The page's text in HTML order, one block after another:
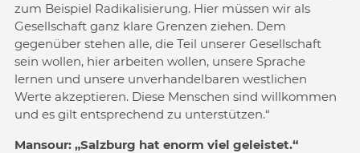
zum Beispiel Radikalisierung. Hier müssen wir als
Gesellschaft ganz klare Grenzen ziehen. Dem
gegenüber stehen alle, die Teil unserer Gesellschaft
sein wollen, hier arbeiten wollen, unsere Sprache
lernen und unsere unverhandelbaren westlichen
Werte akzeptieren. Diese Menschen sind willkommen
und es gilt entsprechend zu unterstützen.“
Mansour: „Salzburg hat enorm viel geleistet.“